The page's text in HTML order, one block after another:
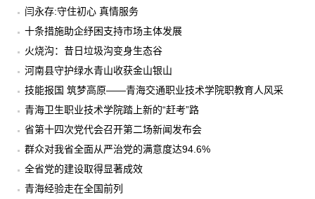
闫永存:守住初心 真情服务
十条措施助企纾困支持市场主体发展
火烧沟：昔日垃圾沟变身生态谷
河南县守护绿水青山收获金山银山
技能报国 筑梦高原——青海交通职业技术学院职教育人风采
青海卫生职业技术学院踏上新的“赶考”路
省第十四次党代会召开第二场新闻发布会
群众对我省全面从严治党的满意度达94.6%
全省党的建设取得显著成效
青海经验走在全国前列